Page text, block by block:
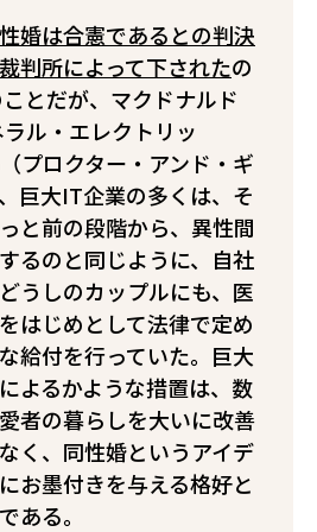
婚は合憲であるとの判決
判所によって下されたの
とだが、マクドナルド
ル・エレクトリッ
プロクター・アンド・ギ
巨大IT企業の多くは、そ
と前の段階から、異性間
るのと同じように、自社
うしのカップルにも、医
はじめとして法律で定め
給付を行っていた。巨大
よるかような措置は、数
者の暮らしを大いに改善
く、同性婚というアイデ
お墨付きを与える格好と
ある。